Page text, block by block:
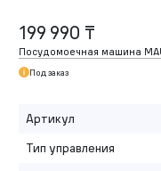
199 990 ₸
Посудомоечная машина
Под заказ
Артикул
Тип управления